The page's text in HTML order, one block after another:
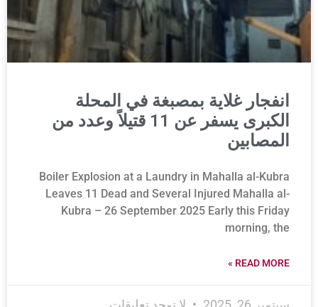
انفجار غلاية بمصبغة في المحلة
الكبرى يسفر عن 11 قتيلاً وعدد من
المصابين
Boiler Explosion at a Laundry in Mahalla al-Kubra
Leaves 11 Dead and Several Injured Mahalla al-
Kubra – 26 September 2025 Early this Friday
morning, the
READ MORE »